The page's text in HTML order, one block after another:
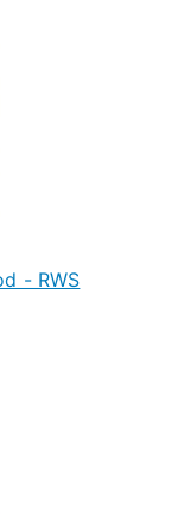
- RWS